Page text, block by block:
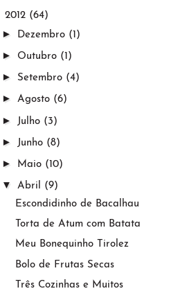
2012 (64)
► Dezembro (1)
► Outubro (1)
► Setembro (4)
► Agosto (6)
► Julho (3)
► Junho (8)
► Maio (10)
▼ Abril (9)
Escondidinho de Bacalhau
Torta de Atum com Batata
Meu Bonequinho Tirolez
Bolo de Frutas Secas
Três Cozinhas e Muitos